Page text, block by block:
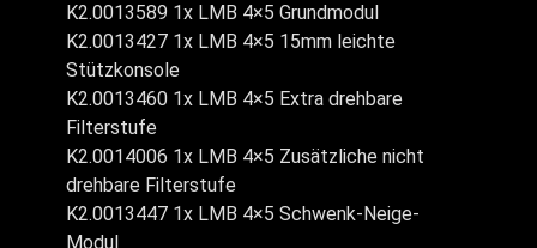
K2.0013589 1x LMB 4×5 Grundmodul
K2.0013427 1x LMB 4×5 15mm leichte
Stützkonsole
K2.0013460 1x LMB 4×5 Extra drehbare
Filterstufe
K2.0014006 1x LMB 4×5 Zusätzliche nicht
drehbare Filterstufe
K2.0013447 1x LMB 4×5 Schwenk-Neige-
Modul